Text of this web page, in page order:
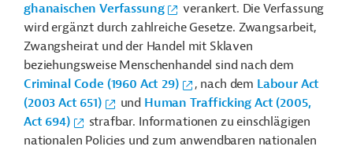
ghanaischen Verfassung
verankert. Die Verfassung
wird ergänzt durch zahlreiche Gesetze. Zwangsarbeit,
Zwangsheirat und der Handel mit Sklaven
beziehungsweise Menschenhandel sind nach dem
Criminal Code (1960 Act 29)
, nach dem Labour Act
(2003 Act 651)
und Human Trafficking Act (2005,
Act 694)
strafbar. Informationen zu einschlägigen
nationalen Policies und zum anwendbaren nationalen